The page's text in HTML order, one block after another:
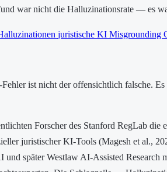
war nicht die Halluzinationsrate — es
juristische KI Misgrounding
ist nicht der offensichtlich falsche. Es
Forscher des Stanford RegLab die
juristischer KI-Tools (Magesh et al.,
und später Westlaw AI-Assisted Research